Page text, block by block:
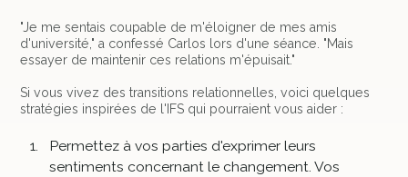
"Je me sentais coupable de m'éloigner de mes amis
d'université," a confessé Carlos lors d'une séance. "Mais
essayer de maintenir ces relations m'épuisait."
Si vous vivez des transitions relationnelles, voici quelques
stratégies inspirées de l'IFS qui pourraient vous aider :
Permettez à vos parties d'exprimer leurs
sentiments concernant le changement. Vos